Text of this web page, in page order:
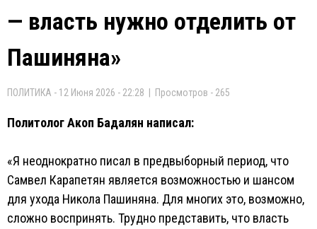
— власть нужно отделить от
Пашиняна»
ПОЛИТИКА - 12 Июня 2026 - 22:28 | Просмотров - 265
Политолог Акоп Бадалян написал:
«Я неоднократно писал в предвыборный период, что
Самвел Карапетян является возможностью и шансом
для ухода Никола Пашиняна. Для многих это, возможно,
сложно воспринять. Трудно представить, что власть